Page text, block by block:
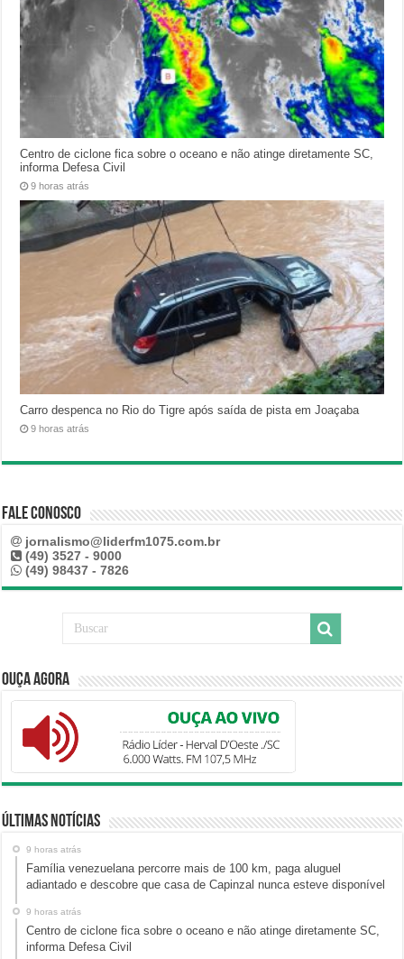
Centro de ciclone fica sobre o oceano e não atinge diretamente SC,
informa Defesa Civil
9 horas atrás
Carro despenca no Rio do Tigre após saída de pista em Joaçaba
9 horas atrás
Fale Conosco
jornalismo@liderfm1075.com.br
(49) 3527 - 9000
(49) 98437 - 7826
Ouça Agora
Últimas Notícias
9 horas atrás
Família venezuelana percorre mais de 100 km, paga aluguel
adiantado e descobre que casa de Capinzal nunca esteve disponível
9 horas atrás
Centro de ciclone fica sobre o oceano e não atinge diretamente SC,
informa Defesa Civil